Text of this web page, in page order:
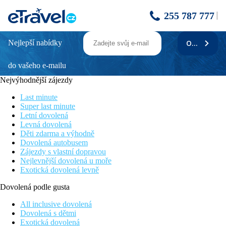
255 787 777
Grecian Park
Nádherné výhledy na moře
Klidná dovolená u moře
Dostupnost letovisek Ayia Napa a Protaras
Vyhlášené kvalitní wellness na ostrově
Poloha
Hotel nedaleko národního parku Cape Greco, centrum letoviska
Ayia Napa cca 5 km, letiště Larnaka cca 50 km.
Vybavení
243 pokojů, vstupní hala s recepcí, výtah, lobby bar, koktejl bar,
hlavní restaurace, několik a la carte restaurací (např. japonská,
italská), konferenční místnost. Venku bazén, dětský bazén, terasa
Pokoje
Dvoulůžkový pokoj: k
Nejlepší nabídky
do vašeho e-mailu
ODEBÍRAT
Nejvýhodnější zájezdy
Last minute
Super last minute
Letní dovolená
Levná dovolená
Děti zdarma a výhodně
Dovolená autobusem
Zájezdy s vlastní dopravou
Nejlevnější dovolená u moře
Exotická dovolená levně
Dovolená podle gusta
All inclusive dovolená
Dovolená s dětmi
Exotická dovolená